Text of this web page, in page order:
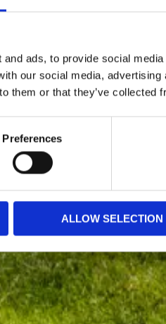
ads, to provide social
our social media,
them or that they’ve collected
Preferences
ALLOW SELECTION